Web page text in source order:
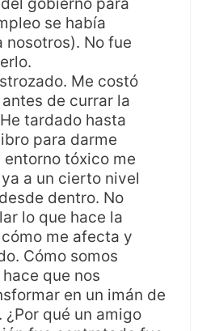
se había
nosotros). No fue
Me costó
de currar la
tardado hasta
para darme
tóxico me
a un cierto nivel
dentro. No
lo que hace la
me afecta y
Cómo somos
que nos
en un imán de
¿Por qué un amigo